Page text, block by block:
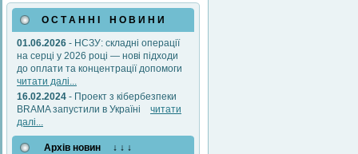
О С Т А Н Н І Н О В И Н И
01.06.2026 - НСЗУ: складні операції
на серці у 2026 році — нові підходи
до оплати та концентрації допомоги
читати далі...
16.02.2024 - Проект з кібербезпеки
BRAMA запустили в Україні читати
далі...
Архів новин ↓ ↓ ↓